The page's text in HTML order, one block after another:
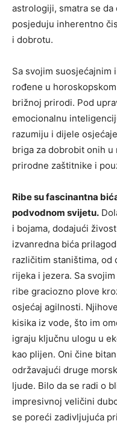
astrologiji, smatra se
posjeduju inherentno
i dobrotu.
Sa svojim suosjećajnim
rođene u
brižnoj prirodi. Pod
emocionalnu
razumiju i dijele
briga za dobrobit onih
prirodne zaštitnike i
Ribe su fascinantna
podvodnom svijetu.
i bojama, dodajući
izvanredna bića
različitim staništima, od
rijeka i jezera. Sa
ribe graciozno plove
osjećaj agilnosti.
kisika iz vode, što im
igraju ključnu ulogu u
kao plijen. Oni čine
održavajući druge
ljude. Bilo da se radi o
impresivnoj veličini
se poreći zadivljujuća